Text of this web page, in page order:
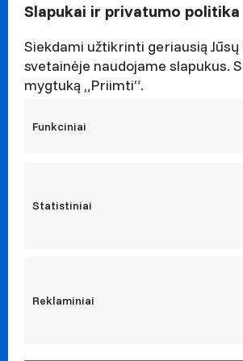
Slapukai ir privatumo politika
Siekdami užtikrinti geriausią
svetainėje naudojame slapukus.
mygtuką „Priimti“.
Funkciniai
Statistiniai
Reklaminiai